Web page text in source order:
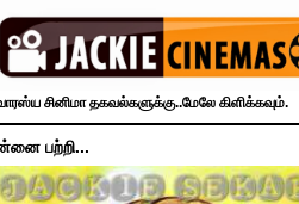
சினிமா தகவல்களுக்கு..மேலே கிளிக்கவும்.
பற்றி...